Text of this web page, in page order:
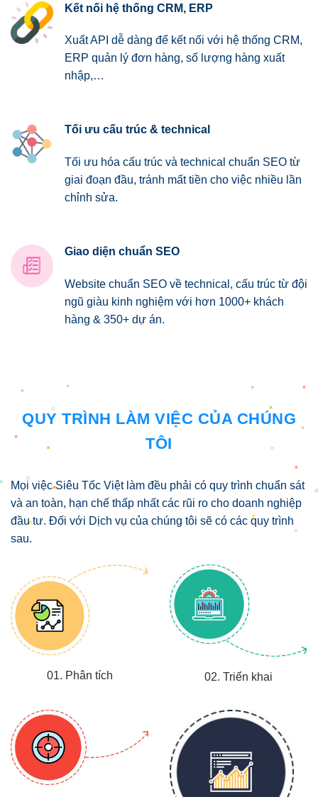
Kết nối hệ thống CRM, ERP
Xuất API dễ dàng để kết nối với hệ thống CRM,
ERP quản lý đơn hàng, số lượng hàng xuất
nhập,…
Tối ưu cấu trúc & technical
Tối ưu hóa cấu trúc và technical chuẩn SEO từ
giai đoạn đầu, tránh mất tiền cho việc nhiều lần
chỉnh sửa.
Giao diện chuẩn SEO
Website chuẩn SEO về technical, cấu trúc từ đội
ngũ giàu kinh nghiệm với hơn 1000+ khách
hàng & 350+ dự án.
QUY TRÌNH LÀM VIỆC CỦA CHÚNG
TÔI
Mọi việc Siêu Tốc Việt làm đều phải có quy trình chuẩn sát
và an toàn, hạn chế thấp nhất các rũi ro cho doanh nghiệp
đầu tư. Đối với Dịch vụ của chúng tôi sẽ có các quy trình
sau.
01. Phân tích 02. Triển khai